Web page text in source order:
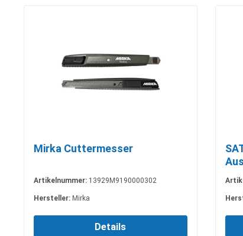
Mirka Cuttermesser
Artikelnummer: 13929M9190000302
Hersteller: Mirka
Details